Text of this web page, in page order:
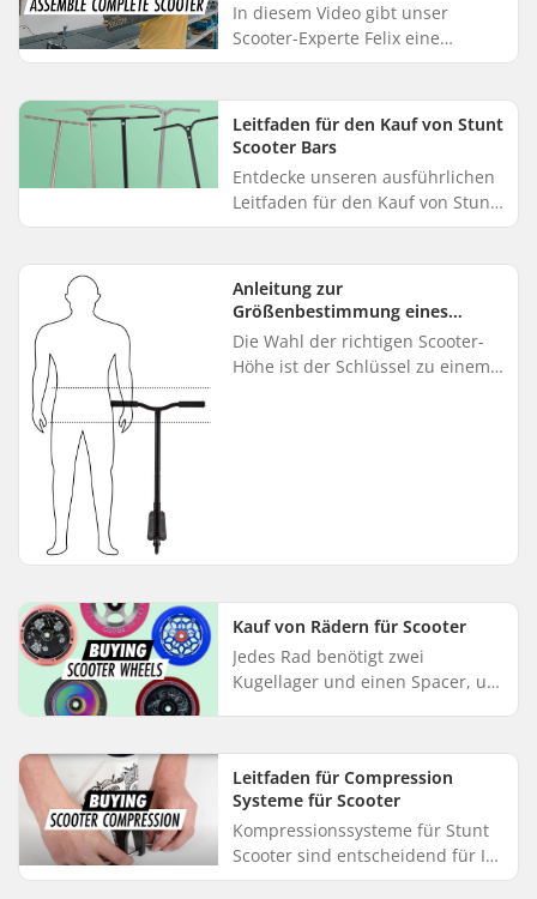
In diesem Video gibt unser
Scooter-Experte Felix eine
Anleitung zum Zusammenbau
Schritt-für-Schritt-Anleitung
befolgst,...
Leitfaden für den Kauf von Stunt
Scooter Bars
Entdecke unseren ausführlichen
Leitfaden für den Kauf von Stunt
Scooter Bars. Wir wollen dir
Scooter Bar aus den verschiede...
Anleitung zur
Größenbestimmung eines
verstellbaren Scooters für
Kinder
Die Wahl der richtigen Scooter-
Höhe ist der Schlüssel zu einem
Kauf von Rädern für Scooter
Jedes Rad benötigt zwei
Kugellager und einen Spacer, um
Materialien, Größen,
Härtegraden, Pro...
Leitfaden für Compression
Systeme für Scooter
Kompressionssysteme für Stunt
Scooter sind entscheidend für Ihr
Setup. Sie sorgen für eine solide